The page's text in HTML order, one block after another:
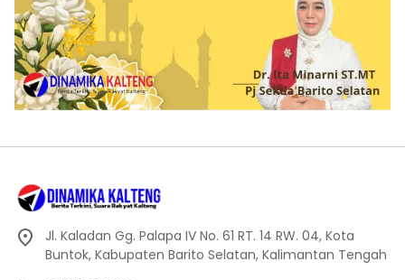
Jl. Kaladan Gg. Palapa IV No. 61 RT. 14 RW. 04, Kota
Buntok, Kabupaten Barito Selatan, Kalimantan Tengah